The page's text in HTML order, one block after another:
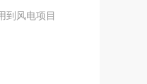
到风电项目